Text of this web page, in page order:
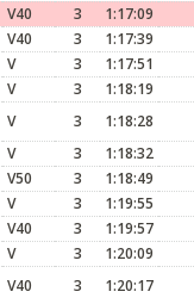
V40 3 1:17:09
V40 3 1:17:39
V 3 1:17:51
V 3 1:18:19
V 3 1:18:28
V 3 1:18:32
V50 3 1:18:49
V 3 1:19:55
V40 3 1:19:57
V 3 1:20:09
V40 3 1:20:17